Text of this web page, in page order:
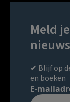
Meld
✔ Blijf op
en boeken
E-